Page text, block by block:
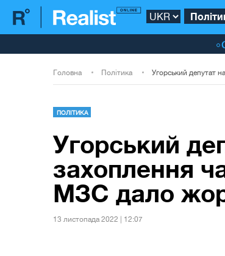
Головна Політика
ПОЛІТИКА
Угорський
захоплення
МЗС дало
13 листопада 2022 | 12:07